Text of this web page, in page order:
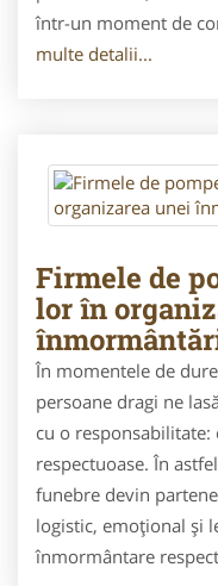
într-un moment de
multe detalii...
Firmele de
lor în
În momentele de
persoane dragi ne
cu o
respectuoase. În
funebre devin
logistic, emoțional și
înmormântare